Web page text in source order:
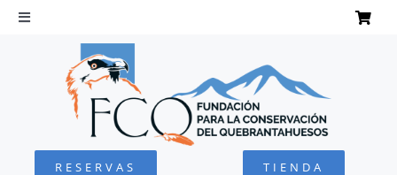
Saltar
Toggle
Navigation
QUEBRANTAHUESOS
RESERVAS TIENDA